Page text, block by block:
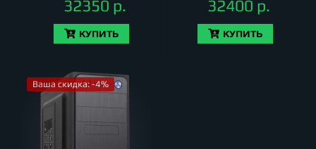
32350 р.
КУПИТЬ
32400 р.
КУПИТЬ
Ваша скидка: -4%